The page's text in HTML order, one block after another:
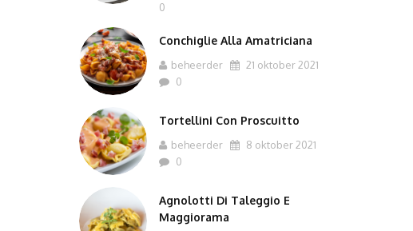
0
Conchiglie Alla Amatriciana
beheerder
21 oktober 2021
0
Tortellini Con Proscuitto
beheerder
8 oktober 2021
0
Agnolotti Di Taleggio E
Maggiorama